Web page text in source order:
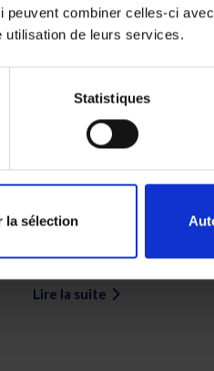
combiner celles-ci
de leurs services.
Statistiques
la sélection
vous en cas
le télétravail ?
t-elle
à l'étranger ?
Lire la suite